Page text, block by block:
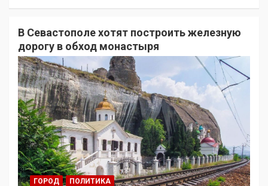
В Севастополе хотят построить железную
дорогу в обход монастыря
ГОРОД ПОЛИТИКА